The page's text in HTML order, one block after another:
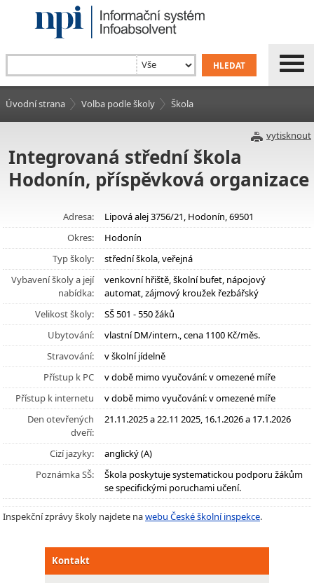
Úvodní strana Volba podle školy Škola
vytisknout
Integrovaná střední škola
Hodonín, příspěvková organizace
Adresa:
Lipová alej 3756/21, Hodonín, 69501
Okres:
Hodonín
Typ školy:
střední škola, veřejná
Vybavení školy a její
nabídka:
venkovní hřiště, školní bufet, nápojový
automat, zájmový kroužek řezbářský
Velikost školy:
SŠ 501 - 550 žáků
Ubytování:
vlastní DM/intern., cena 1100 Kč/měs.
Stravování:
v školní jídelně
Přístup k PC
v době mimo vyučování: v omezené míře
Přístup k internetu
v době mimo vyučování: v omezené míře
Den otevřených
dveří:
21.11.2025 a 22.11 2025, 16.1.2026 a 17.1.2026
Cizí jazyky:
anglický (A)
Poznámka SŠ:
Škola poskytuje systematickou podporu žákům
se specifickými poruchami učení.
Inspekční zprávy školy najdete nawebu České školní inspekce.
Kontakt